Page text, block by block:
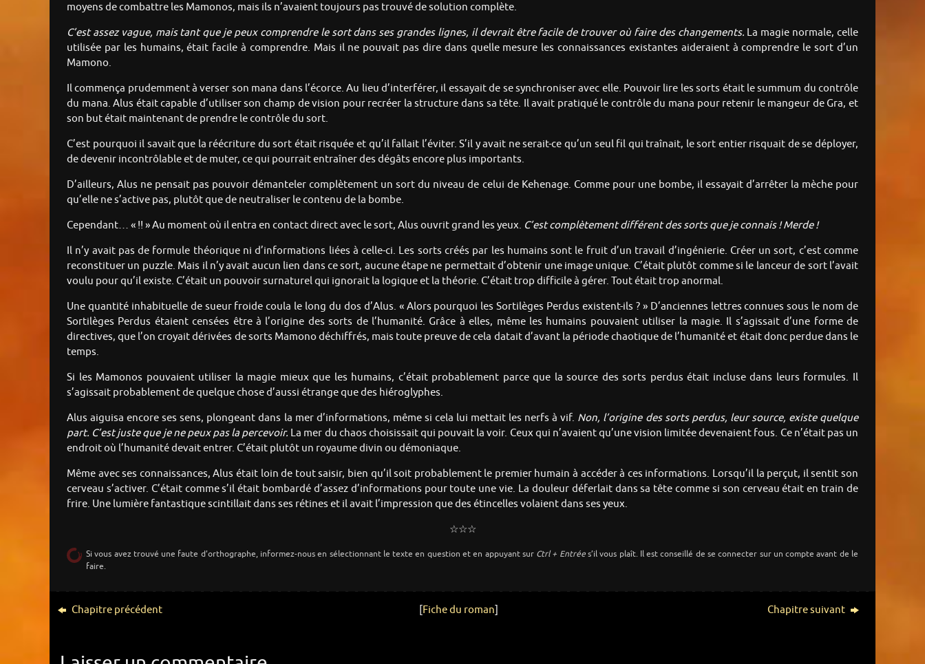
moyens de combattre les Mamonos, mais ils n’avaient toujours pas trouvé de solution complète.
C’est assez vague, mais tant que je peux comprendre le sort dans ses grandes lignes, il devrait être facile de trouver où faire des changements. La magie normale, celle
utilisée par les humains, était facile à comprendre. Mais il ne pouvait pas dire dans quelle mesure les connaissances existantes aideraient à comprendre le sort d’un
Mamono.
Il commença prudemment à verser son mana dans l’écorce. Au lieu d’interférer, il essayait de se synchroniser avec elle. Pouvoir lire les sorts était le summum du contrôle
du mana. Alus était capable d’utiliser son champ de vision pour recréer la structure dans sa tête. Il avait pratiqué le contrôle du mana pour retenir le mangeur de Gra, et
son but était maintenant de prendre le contrôle du sort.
C’est pourquoi il savait que la réécriture du sort était risquée et qu’il fallait l’éviter. S’il y avait ne serait-ce qu’un seul fil qui traînait, le sort entier risquait de se déployer,
de devenir incontrôlable et de muter, ce qui pourrait entraîner des dégâts encore plus importants.
D’ailleurs, Alus ne pensait pas pouvoir démanteler complètement un sort du niveau de celui de Kehenage. Comme pour une bombe, il essayait d’arrêter la mèche pour
qu’elle ne s’active pas, plutôt que de neutraliser le contenu de la bombe.
Cependant… « !! » Au moment où il entra en contact direct avec le sort, Alus ouvrit grand les yeux. C’est complètement différent des sorts que je connais ! Merde !
Il n’y avait pas de formule théorique ni d’informations liées à celle-ci. Les sorts créés par les humains sont le fruit d’un travail d’ingénierie. Créer un sort, c’est comme
reconstituer un puzzle. Mais il n’y avait aucun lien dans ce sort, aucune étape ne permettait d’obtenir une image unique. C’était plutôt comme si le lanceur de sort l’avait
voulu pour qu’il existe. C’était un pouvoir surnaturel qui ignorait la logique et la théorie. C’était trop difficile à gérer. Tout était trop anormal.
Une quantité inhabituelle de sueur froide coula le long du dos d’Alus. « Alors pourquoi les Sortilèges Perdus existent-ils ? » D’anciennes lettres connues sous le nom de
Sortilèges Perdus étaient censées être à l’origine des sorts de l’humanité. Grâce à elles, même les humains pouvaient utiliser la magie. Il s’agissait d’une forme de
directives, que l’on croyait dérivées de sorts Mamono déchiffrés, mais toute preuve de cela datait d’avant la période chaotique de l’humanité et était donc perdue dans le
temps.
Si les Mamonos pouvaient utiliser la magie mieux que les humains, c’était probablement parce que la source des sorts perdus était incluse dans leurs formules. Il
s’agissait probablement de quelque chose d’aussi étrange que des hiéroglyphes.
Alus aiguisa encore ses sens, plongeant dans la mer d’informations, même si cela lui mettait les nerfs à vif. Non, l’origine des sorts perdus, leur source, existe quelque
part. C’est juste que je ne peux pas la percevoir. La mer du chaos choisissait qui pouvait la voir. Ceux qui n’avaient qu’une vision limitée devenaient fous. Ce n’était pas un
endroit où l’humanité devait entrer. C’était plutôt un royaume divin ou démoniaque.
Même avec ses connaissances, Alus était loin de tout saisir, bien qu’il soit probablement le premier humain à accéder à ces informations. Lorsqu’il la perçut, il sentit son
cerveau s’activer. C’était comme s’il était bombardé d’assez d’informations pour toute une vie. La douleur déferlait dans sa tête comme si son cerveau était en train de
frire. Une lumière fantastique scintillait dans ses rétines et il avait l’impression que des étincelles volaient dans ses yeux.
☆☆☆
Si vous avez trouvé une faute d’orthographe, informez-nous en sélectionnant le texte en question et en appuyant sur Ctrl + Entrées’il vous plaît. Il est conseillé de se connecter sur un compte avant de le
faire.
Chapitre précédent [Fiche du roman] Chapitre suivant